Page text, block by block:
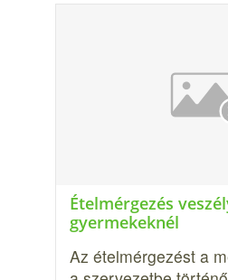
Ételmérgezés
gyermekeknél
Az ételmérgezést a